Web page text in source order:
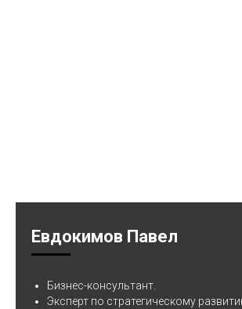
Евдокимов Павел
Бизнес-консультант.
Эксперт по стратегическому